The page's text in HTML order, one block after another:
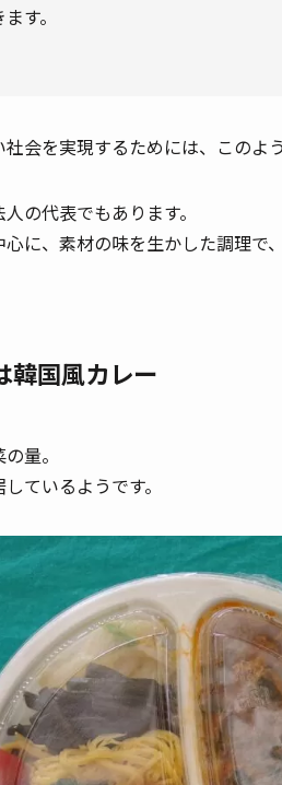
す。
会を実現するためには、このよ
の代表でもあります。
に、素材の味を生かした調理で
韓国風カレー
量。
ているようです。